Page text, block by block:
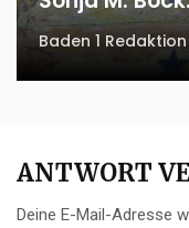
Baden 1
ANTWORT
Deine E-Mail-Adresse